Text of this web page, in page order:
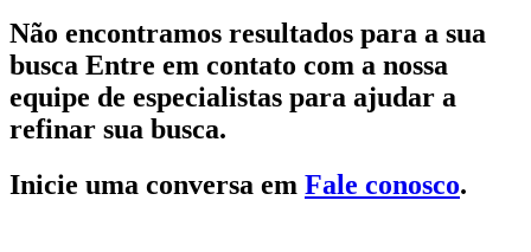
Não encontramos resultados para a sua
busca Entre em contato com a nossa
equipe de especialistas para ajudar a
refinar sua busca.
Inicie uma conversa em Fale conosco.